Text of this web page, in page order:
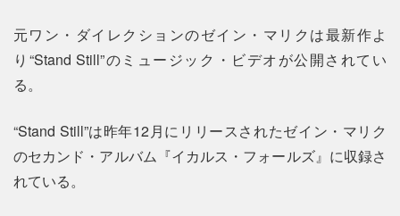
元ワン・ダイレクションのゼイン・マリクは最新作よ
り“Stand Still”のミュージック・ビデオが公開されてい
る。
“Stand Still”は昨年12月にリリースされたゼイン・マリク
のセカンド・アルバム『イカルス・フォールズ』に収録さ
れている。